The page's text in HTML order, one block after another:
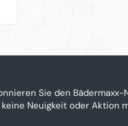
Sie den
keine Neuigkeit oder Aktion